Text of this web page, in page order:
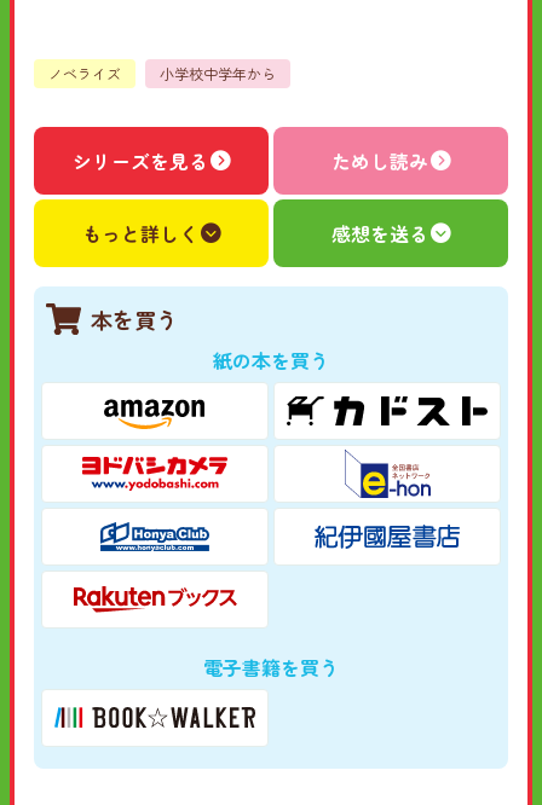
ノベライズ 小学校中学年から
シリーズを見る ためし読み
もっと詳しく 感想を送る
本を買う
紙の本を買う
電子書籍を買う